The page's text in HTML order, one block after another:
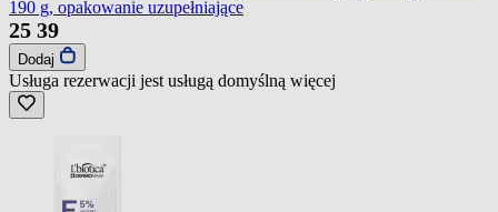
190 g, opakowanie uzupełniające
25 39
Dodaj
Usługa rezerwacji jest usługą domyślną więcej